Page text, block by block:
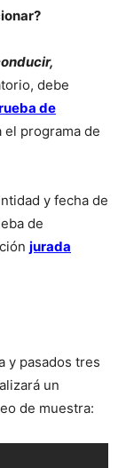
debe
de
el programa de
y fecha de
de
jurada
y pasados tres
un
de muestra: